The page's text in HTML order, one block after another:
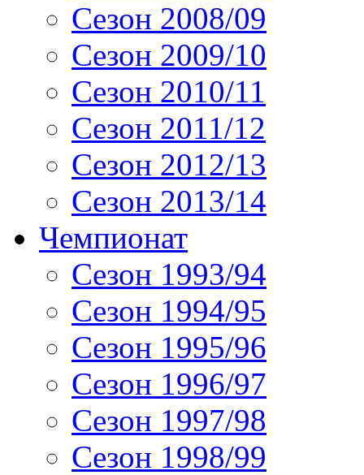
Сезон 2008/09
Сезон 2009/10
Сезон 2010/11
Сезон 2011/12
Сезон 2012/13
Сезон 2013/14
Чемпионат
Сезон 1993/94
Сезон 1994/95
Сезон 1995/96
Сезон 1996/97
Сезон 1997/98
Сезон 1998/99